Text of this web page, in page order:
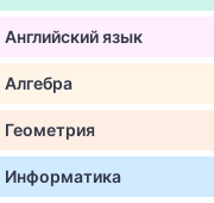
Английский язык
Алгебра
Геометрия
Информатика